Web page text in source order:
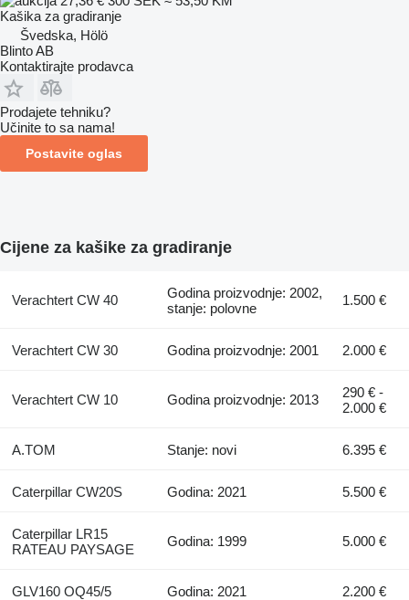
Kašika za gradiranje
Švedska, Hölö
Blinto AB
Kontaktirajte prodavca
Prodajete tehniku?
Učinite to sa nama!
Postavite oglas
Cijene za kašike za gradiranje
Verachtert CW 40
Godina proizvodnje: 2002,
stanje: polovne
1.500 €
Verachtert CW 30 Godina proizvodnje: 2001 2.000 €
Verachtert CW 10 Godina proizvodnje: 2013
290 € -
2.000 €
A.TOM Stanje: novi 6.395 €
Caterpillar CW20S Godina: 2021 5.500 €
Caterpillar LR15
RATEAU PAYSAGE
Godina: 1999 5.000 €
GLV160 OQ45/5 Godina: 2021 2.200 €